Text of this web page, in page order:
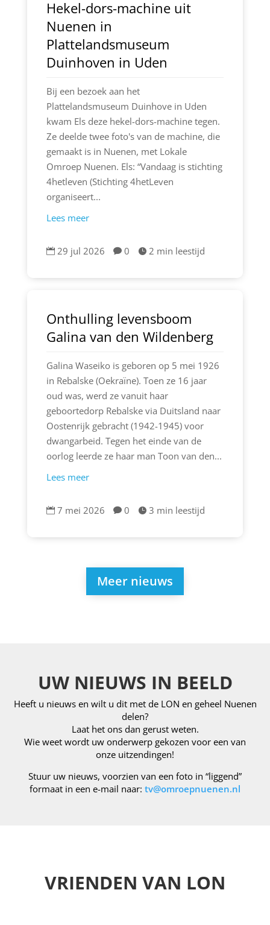
Hekel-dors-machine uit
Nuenen in
Plattelandsmuseum
Duinhoven in Uden
Bij een bezoek aan het
Plattelandsmuseum Duinhove in Uden
kwam Els deze hekel-dors-machine tegen.
Ze deelde twee foto's van de machine, die
gemaakt is in Nuenen, met Lokale
Omroep Nuenen. Els: “Vandaag is stichting
4hetleven (Stichting 4hetLeven
organiseert...
Lees meer
 29 jul 2026  0  2 min leestijd
Onthulling levensboom
Galina van den Wildenberg
Galina Waseiko is geboren op 5 mei 1926
in Rebalske (Oekraïne). Toen ze 16 jaar
oud was, werd ze vanuit haar
geboortedorp Rebalske via Duitsland naar
Oostenrijk gebracht (1942-1945) voor
dwangarbeid. Tegen het einde van de
oorlog leerde ze haar man Toon van den...
Lees meer
 7 mei 2026  0  3 min leestijd
Meer nieuws
UW NIEUWS IN BEELD
Heeft u nieuws en wilt u dit met de LON en geheel Nuenen
delen?
Laat het ons dan gerust weten.
Wie weet wordt uw onderwerp gekozen voor een van
onze uitzendingen!
Stuur uw nieuws, voorzien van een foto in “liggend”
formaat in een e-mail naar: tv@omroepnuenen.nl
VRIENDEN VAN LON